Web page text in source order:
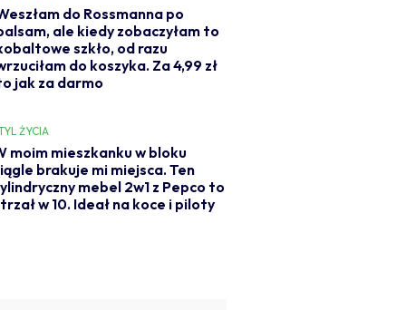
do Rossmanna po
ale kiedy zobaczyłam to
szkło, od razu
do koszyka. Za 4,99 zł
jak za darmo
ŻYCIA
moim mieszkanku w bloku
brakuje mi miejsca. Ten
mebel 2w1 z Pepco to
w 10. Ideał na koce i piloty